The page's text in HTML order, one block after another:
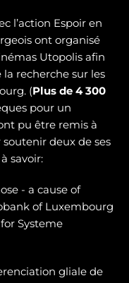
l’action Espoir en
ont organisé
Utopolis afin
recherche sur les
(Plus de 4 300
pour un
pu être remis à
deux de ses
savoir:
- a cause of
of Luxembourg
Systeme
gliale de